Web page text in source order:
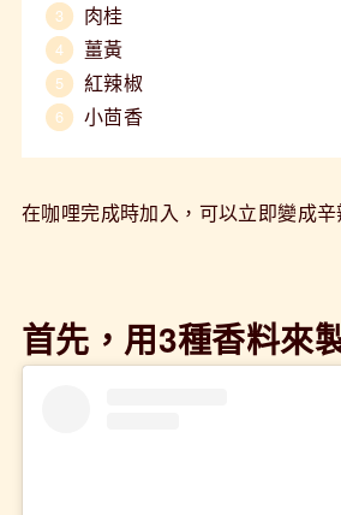
肉桂
薑黃
紅辣椒
小茴香
在咖哩完成時加入，可以立即變成辛
首先，用3種香料來